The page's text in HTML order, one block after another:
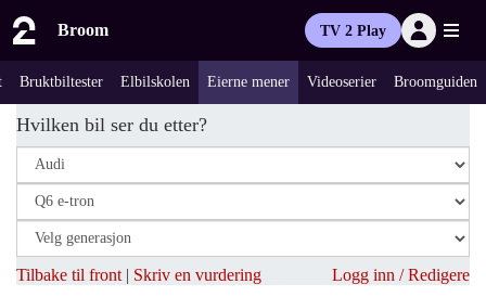
Broom TV 2 Play
Bruktbiltester Elbilskolen Eierne mener Videoserier Broomguiden
Hvilken bil ser du etter?
Tilbake til front | Skriv en vurdering Logg inn / Redigere